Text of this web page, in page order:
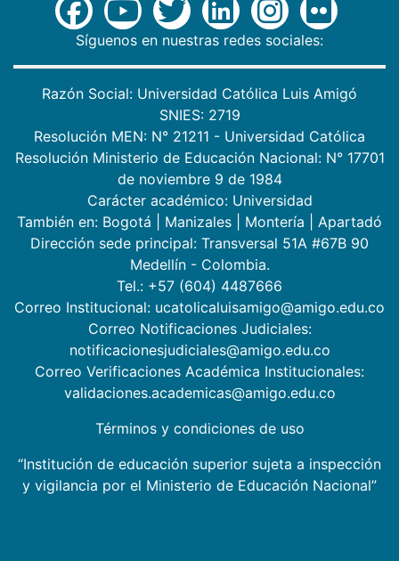
Síguenos en nuestras redes sociales:
Razón Social: Universidad Católica Luis Amigó
SNIES: 2719
Resolución MEN: N° 21211 - Universidad Católica
Resolución Ministerio de Educación Nacional: N° 17701
de noviembre 9 de 1984
Carácter académico: Universidad
También en: Bogotá Manizales Montería
Apartadó
Dirección sede principal: Transversal 51A #67B 90
Medellín - Colombia.
Tel.: +57 (604) 4487666
Correo Institucional: ucatolicaluisamigo@amigo.edu.co
Correo Notificaciones Judiciales:
notificacionesjudiciales@amigo.edu.co
Correo Verificaciones Académica Institucionales:
validaciones.academicas@amigo.edu.co
Términos y condiciones de uso
“Institución de educación superior sujeta a inspección
y vigilancia por el Ministerio de Educación Nacional”